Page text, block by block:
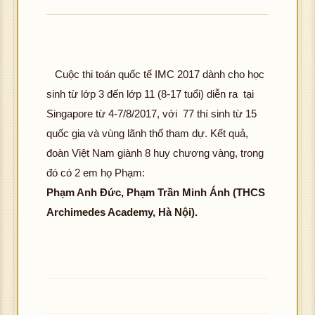
Cuộc thi toán quốc tế IMC 2017 dành cho học
sinh từ lớp 3 đến lớp 11 (8-17 tuổi) diễn ra tại
Singapore từ 4-7/8/2017, với 77 thí sinh từ 15
quốc gia và vùng lãnh thổ tham dự. Kết quả,
đoàn Việt Nam giành 8 huy chương vàng, trong
đó có 2 em họ Phạm:
Phạm Anh Đức, Phạm Trần Minh Ánh (THCS
Archimedes Academy, Hà Nội).